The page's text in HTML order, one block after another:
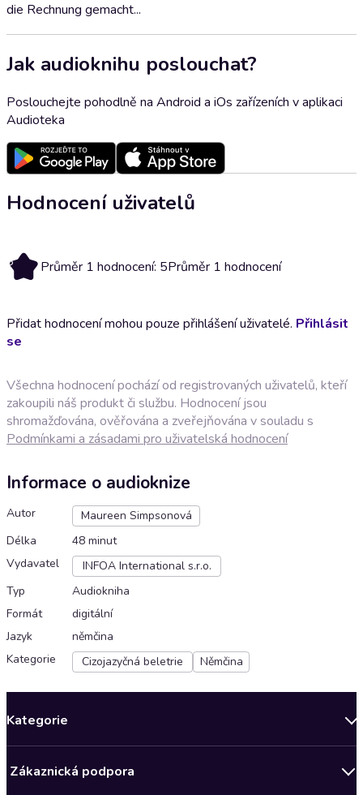
die Rechnung gemacht...
Jak audioknihu poslouchat?
Poslouchejte pohodlně na Android a iOs zařízeních v aplikaci
Audioteka
Hodnocení uživatelů
5 Průměr 1 hodnocení: 5Průměr 1 hodnocení
Přidat hodnocení mohou pouze přihlášení uživatelé. Přihlásit
se
Všechna hodnocení pochází od registrovaných uživatelů, kteří
zakoupili náš produkt či službu. Hodnocení jsou
shromažďována, ověřována a zveřejňována v souladu s
Podmínkami a zásadami pro uživatelská hodnocení
Informace o audioknize
Autor
Maureen Simpsonová
Délka
48 minut
Vydavatel
INFOA International s.r.o.
Typ
Audiokniha
Formát
digitální
Jazyk
němčina
Kategorie
Cizojazyčná beletrie Němčina
Kategorie
Bestsellery měsíce
Zákaznická podpora